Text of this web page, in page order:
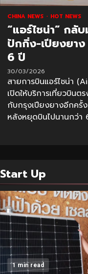
CHINA NEWS HOT NEWS
“แอร์ไชน่า” กลั
ปักกิ่ง-เปียงยา
6 ปี
30/03/2026
สายการบินแอร์ไชน่า
เปิดให้บริการเที่ยวบินต
กับกรุงเปียงยางอีกครั้
หลังหยุดบินไปนานกว่า
Start Up
1 min read